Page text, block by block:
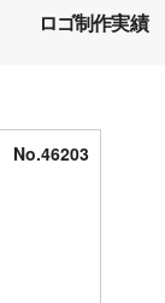
ロゴ制作実績
No.46203